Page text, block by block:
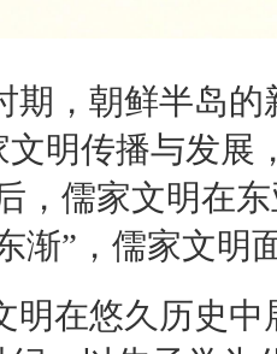
期，朝鲜半岛
文明传播与发展
，儒家文明在
渐”，儒家文明
明在悠久历史